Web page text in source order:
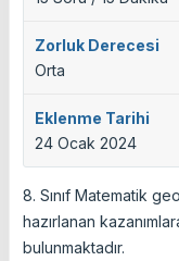
Zorluk Derecesi
Orta
Eklenme Tarihi
24 Ocak 2024
8. Sınıf Matematik
hazırlanan
bulunmaktadır.